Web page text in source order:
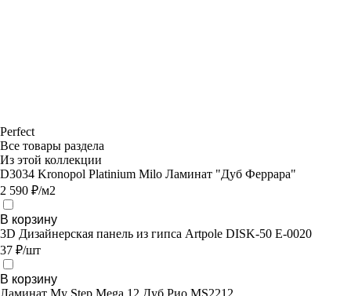
Perfect
Все товары раздела
Из этой коллекции
D3034 Kronopol Platinium Milo Ламинат "Дуб Феррара"
2 590 ₽/м2
В корзину
3D Дизайнерская панель из гипса Artpole DISK-50 E-0020
37 ₽/шт
В корзину
Ламинат My Step Mega 12 Дуб Рио MS2212